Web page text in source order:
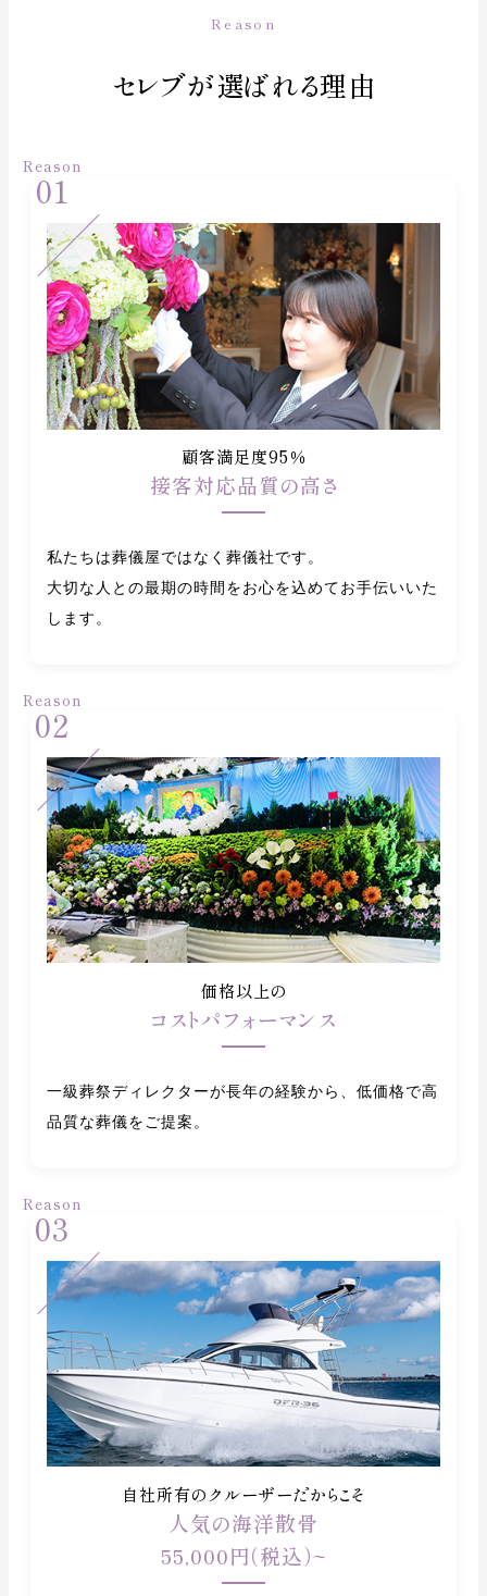
Reason
セレブが選ばれる理由
顧客満足度95％
接客対応品質の高さ
私たちは葬儀屋ではなく葬儀社です。
大切な人との最期の時間をお心を込めてお手伝いいた
します。
価格以上の
コストパフォーマンス
一級葬祭ディレクターが長年の経験から、低価格で高
品質な葬儀をご提案。
自社所有のクルーザーだからこそ
人気の海洋散骨
55,000円（税込）~